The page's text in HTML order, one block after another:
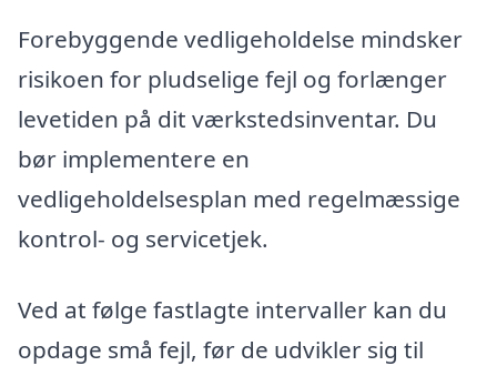
Forebyggende vedligeholdelse mindsker
risikoen for pludselige fejl og forlænger
levetiden på dit værkstedsinventar. Du
bør implementere en
vedligeholdelsesplan med regelmæssige
kontrol- og servicetjek.
Ved at følge fastlagte intervaller kan du
opdage små fejl, før de udvikler sig til